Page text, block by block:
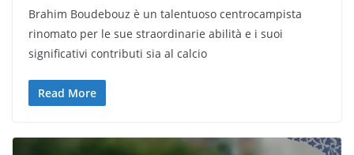
Brahim Boudebouz è un talentuoso centrocampista
rinomato per le sue straordinarie abilità e i suoi
significativi contributi sia al calcio
Read More